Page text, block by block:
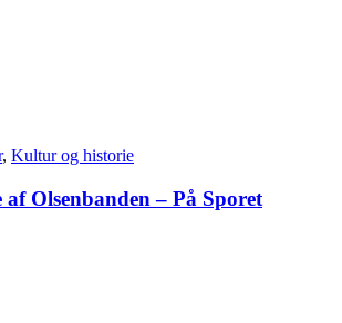
, Kultur og historie
af Olsenbanden – På Sporet